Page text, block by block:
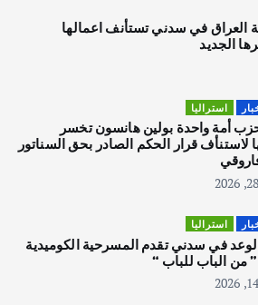
يوليو 30, 2026
يوليو 28, 2026
كلباء الاماراتية
العراق في سدني تستأنف اعمالها
الجديد
استراليا
أمة واحدة بولين هانسون تخسر
لاستنأف قرار الحكم الصادر بحق السناتور
استراليا
في سدني تقدم المسرحية الكوميدية
” من الباب للباب “